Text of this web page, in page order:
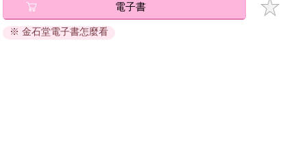
退換貨須知：
因版權保護，您在金石堂所購買的電子書僅能以金石堂專屬
電子書
※ 金石堂電子書怎麼看